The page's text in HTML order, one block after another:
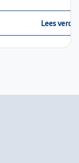
Lees verder